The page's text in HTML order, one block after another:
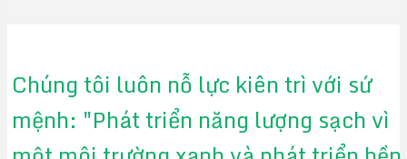
Chúng tôi luôn nỗ lực kiên trì với sứ
mệnh: "Phát triển năng lượng sạch vì